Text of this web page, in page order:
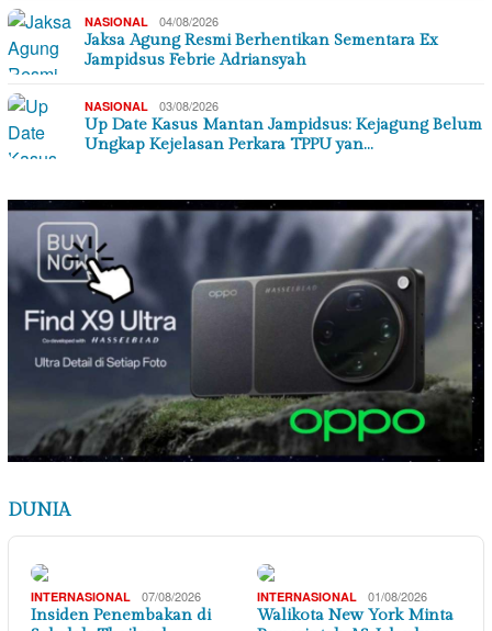
NASIONAL 04/08/2026
Jaksa Agung Resmi Berhentikan Sementara Ex
Jampidsus Febrie Adriansyah
NASIONAL 03/08/2026
Up Date Kasus Mantan Jampidsus: Kejagung Belum
Ungkap Kejelasan Perkara TPPU yan…
DUNIA
INTERNASIONAL 07/08/2026
Insiden Penembakan di
INTERNASIONAL 01/08/2026
Walikota New York Minta